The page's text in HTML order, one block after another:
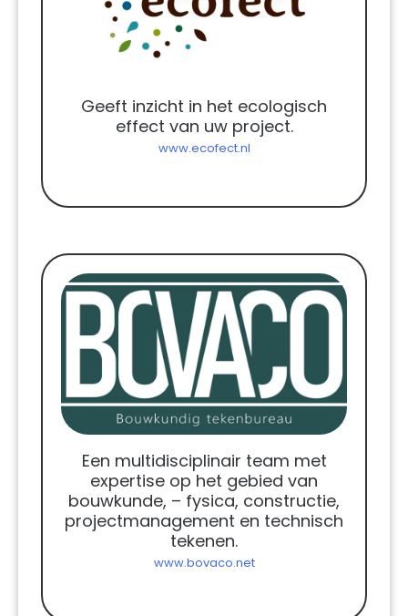
Geeft inzicht in het ecologisch
effect van uw project.
www.ecofect.nl
Een multidisciplinair team met
expertise op het gebied van
bouwkunde, – fysica, constructie,
projectmanagement en technisch
tekenen.
www.bovaco.net